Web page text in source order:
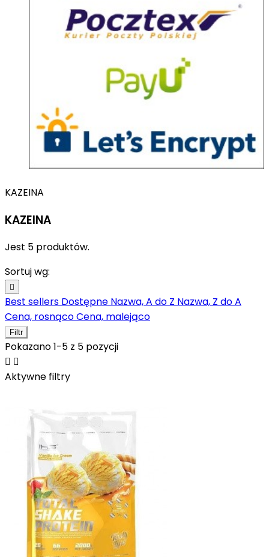
KAZEINA
KAZEINA
Jest 5 produktów.
Sortuj wg:

Best sellers Dostępne Nazwa, A do Z Nazwa, Z do A
Cena, rosnącoCena, malejąco
Filtr
Pokazano 1-5 z 5 pozycji
 
Aktywne filtry